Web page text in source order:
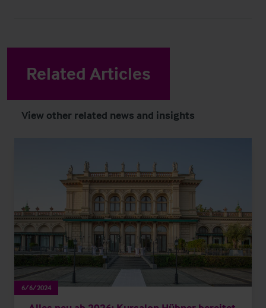
Related Articles
View other related news and insights
6/6/2024